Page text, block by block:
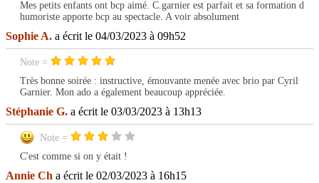
Mes petits enfants ont bcp aimé. C.garnier est parfait et sa formation d
humoriste apporte bcp au spectacle. A voir absolument
Sophie A. a écrit le 04/03/2023 à 09h52
Note =
Très bonne soirée : instructive, émouvante menée avec brio par Cyril
Garnier. Mon ado a également beaucoup appréciée.
Stéphanie G. a écrit le 03/03/2023 à 13h13
Note =
C'est comme si on y était !
Annie Ch a écrit le 02/03/2023 à 16h15